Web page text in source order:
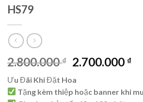
HS79
2.800.000₫ Giá
là:
2.800.000 ₫.
2.700.000 ₫Giá
là:
Ưu Đãi Khi Đặt Hoa
Tặng kèm thiệp hoặc banner khi